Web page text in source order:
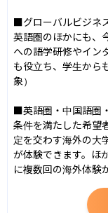
■グローバルビジネ
英語圏のほかにも、
への語学研修やイン
も役立ち、学生から
象）
■英語圏・中国語圏
条件を満たした希望
定を交わす海外の大
が体験できます。ほ
に複数回の海外体験